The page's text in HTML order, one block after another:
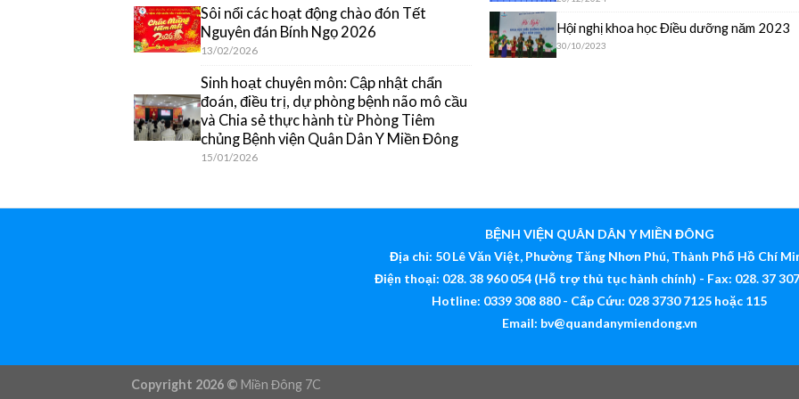
Sôi nổi các hoạt động chào đón Tết
Nguyên đán Bính Ngọ 2026
13/02/2026
Sinh hoạt chuyên môn: Cập nhật chẩn
đoán, điều trị, dự phòng bệnh não mô cầu
và Chia sẻ thực hành từ Phòng Tiêm
chủng Bệnh viện Quân Dân Y Miền Đông
15/01/2026
Hội nghị khoa học Điều dưỡng năm 2023
30/10/2023
BỆNH VIỆN QUÂN DÂN Y MIỀN ĐÔNG
Địa chỉ: 50 Lê Văn Việt, Phường Tăng Nhơn Phú, Thành Phố Hồ Chí
Điện thoại: 028. 38 960 054 (Hỗ trợ thủ tục hành chính) - Fax: 028. 37
Hotline: 0339 308 880 - Cấp Cứu: 028 3730 7125 hoặc 115
Email: bv@quandanymiendong.vn
Copyright 2026 © Miền Đông 7C